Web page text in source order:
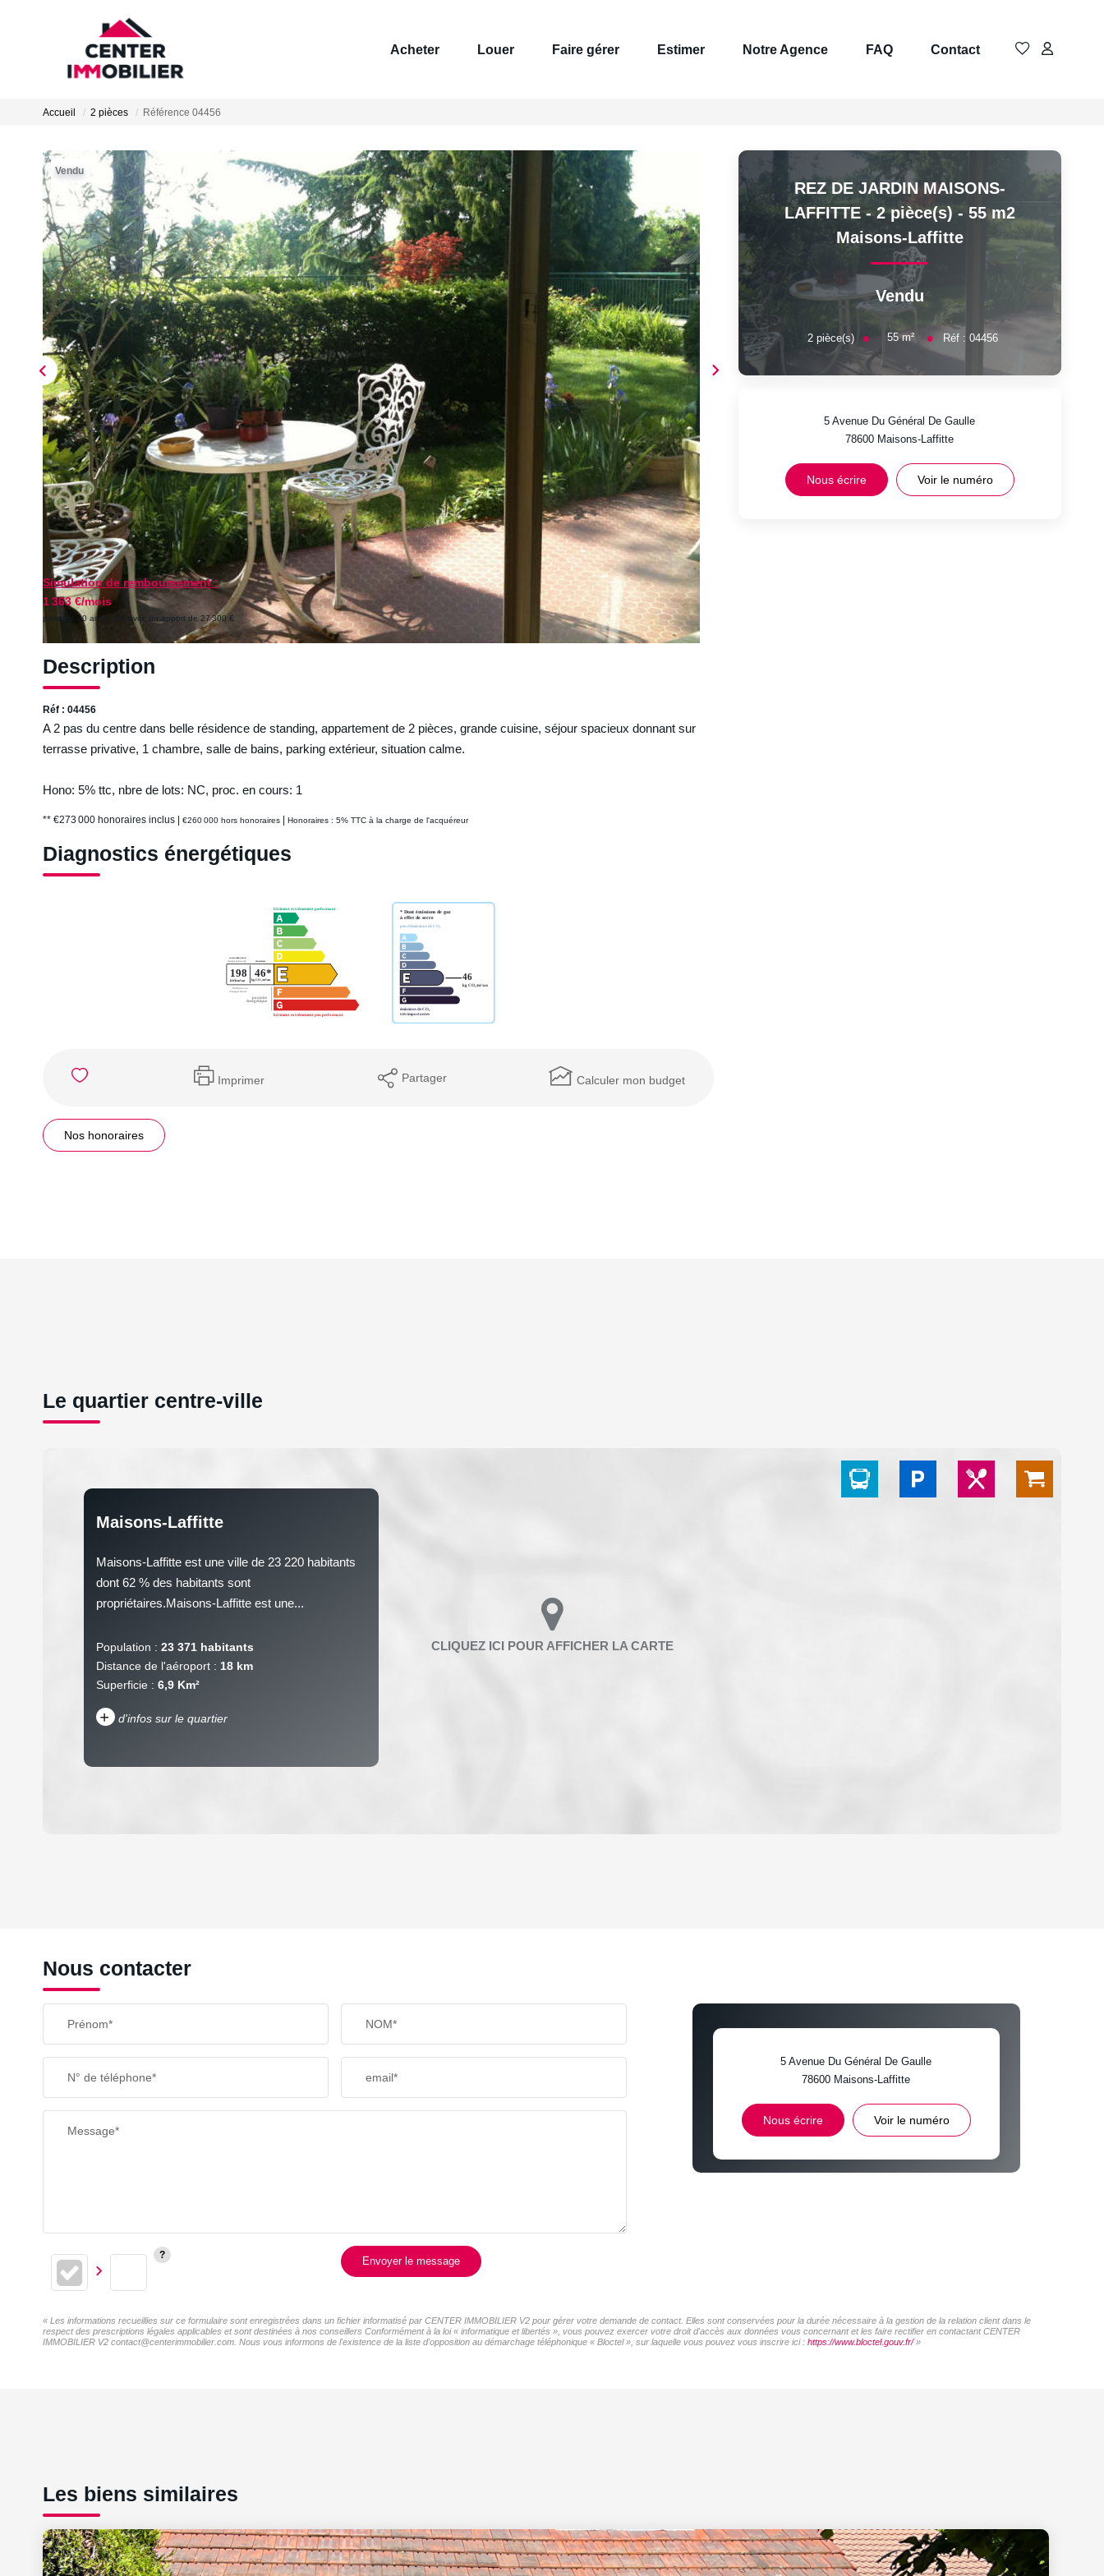
Acheter Louer Faire gérer Estimer Notre Agence FAQ Contact
Accueil 2 pièces Référence 04456
Vendu
Simulation de remboursement :
1 363 €/mois
pendant 20 ans à 3% avec un apport de 27 300 €
Description
Réf : 04456
A 2 pas du centre dans belle résidence de standing, appartement de 2 pièces, grande cuisine, séjour spacieux donnant sur
terrasse privative, 1 chambre, salle de bains, parking extérieur, situation calme.
Hono: 5% ttc, nbre de lots: NC, proc. en cours: 1
** €273 000 honoraires inclus €260 000 hors honoraires Honoraires : 5% TTC à la charge de l'acquéreur
Diagnostics énergétiques
Imprimer Partager Calculer mon budget
Nos honoraires
REZ DE JARDIN MAISONS-
LAFFITTE - 2 pièce(s) - 55 m2
Maisons-Laffitte
Vendu
2pièce(s) 55m² Réf :04456
5 Avenue Du Général De Gaulle
78600 Maisons-Laffitte
Nous écrire Voir le numéro
Le quartier centre-ville
Maisons-Laffitte
Maisons-Laffitte est une ville de 23 220 habitants
dont 62 % des habitants sont
propriétaires.Maisons-Laffitte est une...
Population : 23 371 habitants
Distance de l'aéroport : 18 km
Superficie : 6,9 Km²
+ d'infos sur le quartier
TAXE FONCIÈRE
SUPERFICIE : ECOLES ET CRÈCHES
RESTAURANTS ET CAFÉS COMMERCES
Nous contacter
Prénom* NOM*
N° de téléphone* email*
Message*
Envoyer le message
5 Avenue Du Général De Gaulle
78600 Maisons-Laffitte
Nous écrire Voir le numéro
« Les informations recueillies sur ce formulaire sont enregistrées dans un fichier informatisé par CENTER IMMOBILIER V2 pour gérer votre demande de contact. Elles sont conservées pour la durée nécessaire à la gestion de la relation client dans le
respect des prescriptions légales applicables et sont destinées à nos conseillers Conformément à la loi « informatique et libertés », vous pouvez exercer votre droit d'accès aux données vous concernant et les faire rectifier en contactant CENTER
IMMOBILIER V2 contact@centerimmobilier.com. Nous vous informons de l'existence de la liste d'opposition au démarchage téléphonique « Bloctel », sur laquelle vous pouvez vous inscrire ici : https://www.bloctel.gouv.fr/»
Les biens similaires